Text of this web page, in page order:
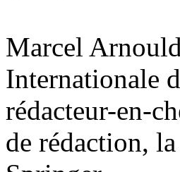
Marcel
Internationale
rédacteur-en-
de rédaction,